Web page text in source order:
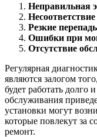
Неправильная
Резкие
Ошибки при
Отсутствие
Регулярная
являются залогом
будет работать долго
обслуживания
установки могут
которые повлекут за
ремонт.